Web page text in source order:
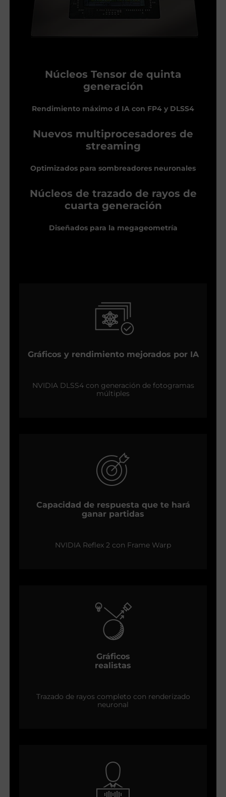
Núcleos Tensor de quinta
generación
Rendimiento máximo d IA con FP4 y DLSS4
Nuevos multiprocesadores de
streaming
Optimizados para sombreadores neuronales
Núcleos de trazado de rayos de
cuarta generación
Diseñados para la megageometría
Gráficos y rendimiento mejorados por IA
NVIDIA DLSS4 con generación de fotogramas
múltiples
Capacidad de respuesta que te hará
ganar partidas
NVIDIA Reflex 2 con Frame Warp
Gráficos
realistas
Trazado de rayos completo con renderizado
neuronal